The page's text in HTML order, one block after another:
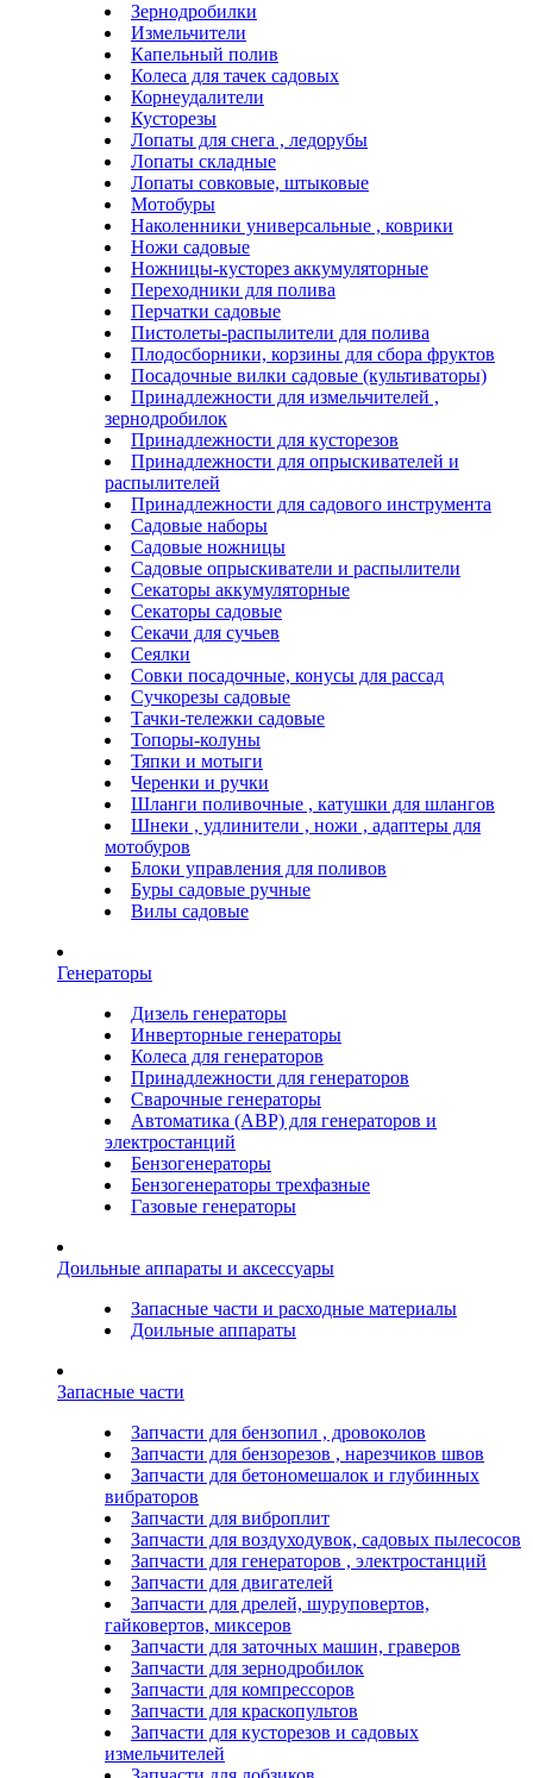
Зернодробилки
Измельчители
Капельный полив
Колеса для тачек садовых
Корнеудалители
Кусторезы
Лопаты для снега , ледорубы
Лопаты складные
Лопаты совковые, штыковые
Мотобуры
Наколенники универсальные , коврики
Ножи садовые
Ножницы-кусторез аккумуляторные
Переходники для полива
Перчатки садовые
Пистолеты-распылители для полива
Плодосборники, корзины для сбора фруктов
Посадочные вилки садовые (культиваторы)
Принадлежности для измельчителей ,
зернодробилок
Принадлежности для кусторезов
Принадлежности для опрыскивателей и
распылителей
Принадлежности для садового инструмента
Садовые наборы
Садовые ножницы
Садовые опрыскиватели и распылители
Секаторы аккумуляторные
Секаторы садовые
Секачи для сучьев
Сеялки
Совки посадочные, конусы для рассад
Сучкорезы садовые
Тачки-тележки садовые
Топоры-колуны
Тяпки и мотыги
Черенки и ручки
Шланги поливочные , катушки для шлангов
Шнеки , удлинители , ножи , адаптеры для
мотобуров
Блоки управления для поливов
Буры садовые ручные
Вилы садовые
Генераторы
Дизель генераторы
Инверторные генераторы
Колеса для генераторов
Принадлежности для генераторов
Сварочные генераторы
Автоматика (АВР) для генераторов и
электростанций
Бензогенераторы
Бензогенераторы трехфазные
Газовые генераторы
Доильные аппараты и аксессуары
Запасные части и расходные материалы
Доильные аппараты
Запасные части
Запчасти для бензопил , дровоколов
Запчасти для бензорезов , нарезчиков швов
Запчасти для бетономешалок и глубинных
вибраторов
Запчасти для виброплит
Запчасти для воздуходувок, садовых пылесосов
Запчасти для генераторов , электростанций
Запчасти для двигателей
Запчасти для дрелей, шуруповертов,
гайковертов, миксеров
Запчасти для заточных машин, граверов
Запчасти для зернодробилок
Запчасти для компрессоров
Запчасти для краскопультов
Запчасти для кусторезов и садовых
измельчителей